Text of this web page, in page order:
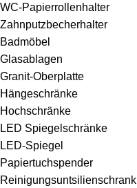
WC-Papierrollenhalter
Zahnputzbecherhalter
Badmöbel
Glasablagen
Granit-Oberplatte
Hängeschränke
Hochschränke
LED Spiegelschränke
LED-Spiegel
Papiertuchspender
Reinigungsuntsilienschrank